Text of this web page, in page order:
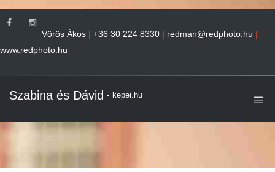
Vörös Ákos | +36 30 224 8330 | redman@redphoto.hu |
www.redphoto.hu
Szabina és Dávid - kepei.hu